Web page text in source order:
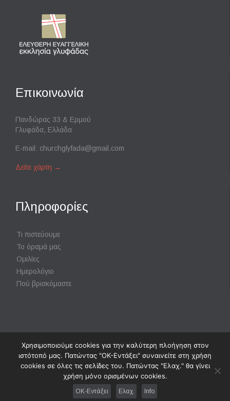
Επικοινωνία
Πανδώρας 33 & Ερμού
Γλυφάδα, Ελλάδα
E-mail: churchglyfada@gmail.com
Δείτε χάρτη →
Πληροφορίες
Τι πιστεύουμε
Το όραμά μας
Ομιλίες
Ημερολόγιο
Πού βρισκόμαστε
Powered byDigisol Ltd.|Χρήση Cookies
↑
Follow us:  
Χρησιμοποιούμε cookies για την καλύτερη πλοήγηση στον
ιστότοπό μας. Πατώντας "ΟΚ-Εντάξει" συναινείτε στη χρήση
cookies σε όλες τις σελίδες του. Πατώντας "Ελαχ." θα γίνει
χρήση μόνο ορισμένων cookies.
OK-Εντάξει Ελαχ. Info